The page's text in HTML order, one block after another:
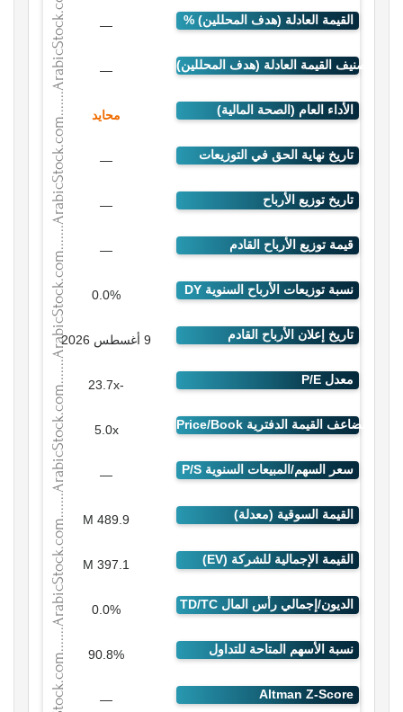
—
—
محايد
—
—
—
0.0%
9 أغسطس 2026
-23.7x
5.0x
—
489.9 M
397.1 M
0.0%
90.8%
—